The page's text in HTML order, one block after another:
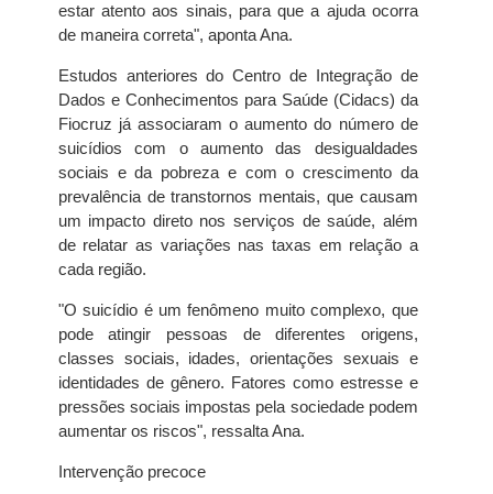
estar atento aos sinais, para que a ajuda ocorra
de maneira correta", aponta Ana.
Estudos anteriores do Centro de Integração de
Dados e Conhecimentos para Saúde (Cidacs) da
Fiocruz já associaram o aumento do número de
suicídios com o aumento das desigualdades
sociais e da pobreza e com o crescimento da
prevalência de transtornos mentais, que causam
um impacto direto nos serviços de saúde, além
de relatar as variações nas taxas em relação a
cada região.
"O suicídio é um fenômeno muito complexo, que
pode atingir pessoas de diferentes origens,
classes sociais, idades, orientações sexuais e
identidades de gênero. Fatores como estresse e
pressões sociais impostas pela sociedade podem
aumentar os riscos", ressalta Ana.
Intervenção precoce